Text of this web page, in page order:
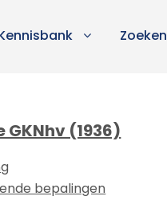
Zoeken
GKNhv (1936)
bepalingen